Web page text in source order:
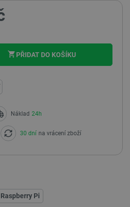
PŘIDAT DO KOŠÍKU
Náklad 24h
30 dní na vrácení zboží
Raspberry Pi